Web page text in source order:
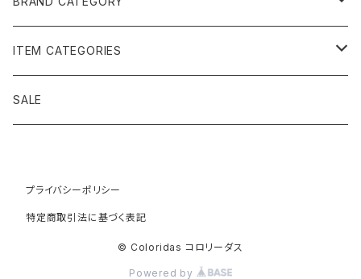
黄金の草 ビオジュエリー
ピアス＆イヤリング
ティアラ、ヘッドドレス
ボルジェス木版画
木版画 M
ブラジル先住民族の椅子
ITEM CATEGORIES
アクセサリー
ブレスレット
アパレル
SALE
プライバシーポリシー
特定商取引法に基づく表記
© Coloridas コロリーダス
Powered by